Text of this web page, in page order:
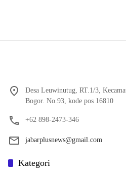
Desa Leuwinutug, RT.1/3,
Bogor. No.93, kode pos 16810
+62 898-2473-346
jabarplusnews@gmail.com
Kategori